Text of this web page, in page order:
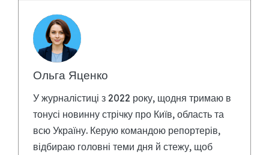
Ольга Яценко
У журналістиці з 2022 року, щодня тримаю в
тонусі новинну стрічку про Київ, область та
всю Україну. Керую командою репортерів,
відбираю головні теми дня й стежу, щоб